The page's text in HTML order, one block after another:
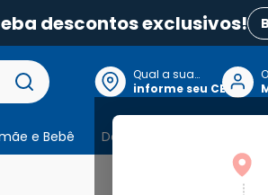
descontos exclusivos!
Qual a sua
localização?
informe seu CEP
e Bebê Dermocosmeticos